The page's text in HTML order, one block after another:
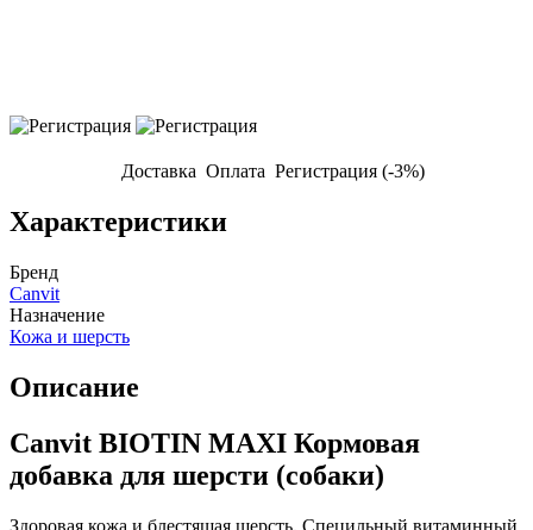
Доставка Оплата Регистрация (-3%)
Характеристики
Бренд
Canvit
Назначение
Кожа и шерсть
Описание
Canvit BIOTIN MAXI Кормовая
добавка для шерсти (собаки)
Здоровая кожа и блестящая шерсть. Специльный витаминный